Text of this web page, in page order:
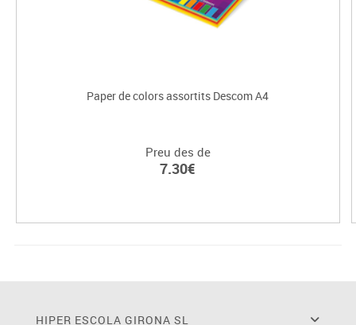
Paper de colors assortits Descom A4
Preu des de
7.30€
HIPER ESCOLA GIRONA SL